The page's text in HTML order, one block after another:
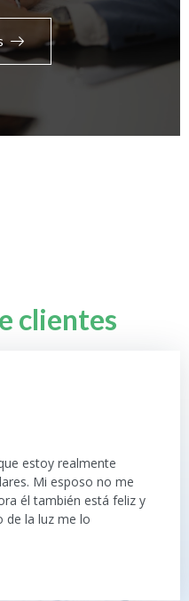
clientes
estoy realmente
Mi esposo no me
él también está feliz y
de la luz me lo